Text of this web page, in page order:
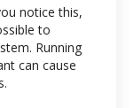
notice this,
to
Running
can cause